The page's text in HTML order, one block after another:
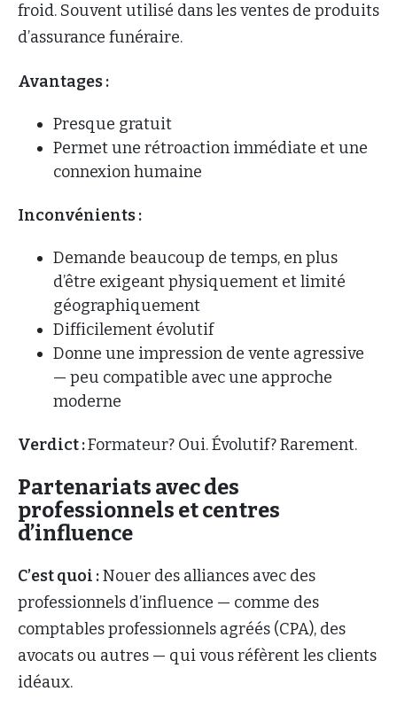
froid. Souvent utilisé dans les ventes de produits
d’assurance funéraire.
Avantages :
Presque gratuit
Permet une rétroaction immédiate et une
connexion humaine
Inconvénients :
Demande beaucoup de temps, en plus
d’être exigeant physiquement et limité
géographiquement
Difficilement évolutif
Donne une impression de vente agressive
— peu compatible avec une approche
moderne
Verdict :Formateur? Oui. Évolutif? Rarement.
Partenariats avec des
professionnels et centres
d’influence
C’est quoi :Nouer des alliances avec des
professionnels d’influence — comme des
comptables professionnels agréés (CPA), des
avocats ou autres — qui vous réfèrent les clients
idéaux.